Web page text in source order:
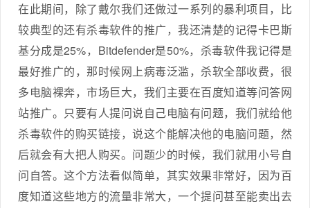
在此期间，除了戴尔我们还做过一系列的暴利项目，比
较典型的还有杀毒软件的推广，我还清楚的记得卡巴斯
基分成是25%，Bitdefender是50%，杀毒软件我记得是
最好推广的，那时候网上病毒泛滥，杀软全部收费，很
多电脑裸奔，市场巨大，我们主要在百度知道等问答网
站推广。只要有人提问说自己电脑有问题，我们就给他
杀毒软件的购买链接，说这个能解决他的电脑问题，然
后就会有大把人购买。问题少的时候，我们就用小号自
问自答。这个方法看似简单，其实效果非常好，因为百
度知道这些地方的流量非常大，一个提问甚至能卖出去